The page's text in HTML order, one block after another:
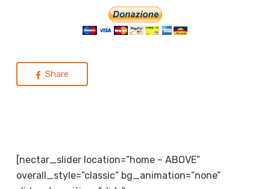
Share
[nectar_slider location=”home – ABOVE”
overall_style=”classic” bg_animation=”none”